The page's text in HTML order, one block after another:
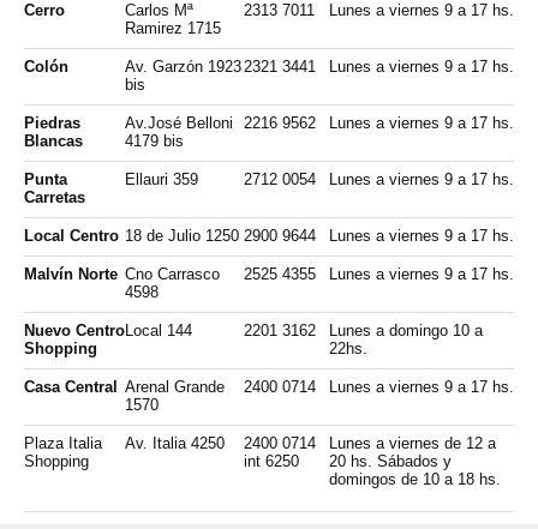
Cerro
Carlos Mª
Ramirez 1715
2313 7011 Lunes a viernes 9 a 17 hs.
Colón
Av. Garzón 1923
bis
2321 3441 Lunes a viernes 9 a 17 hs.
Piedras
Blancas
Av.José Belloni
4179 bis
2216 9562 Lunes a viernes 9 a 17 hs.
Punta
Carretas
Ellauri 359 2712 0054 Lunes a viernes 9 a 17 hs.
Local Centro 18 de Julio 1250 2900 9644 Lunes a viernes 9 a 17 hs.
Malvín Norte Cno Carrasco
4598
2525 4355 Lunes a viernes 9 a 17 hs.
Nuevo Centro
Shopping
Local 144 2201 3162
Lunes a domingo 10 a
22hs.
Casa Central
Arenal Grande
1570
2400 0714 Lunes a viernes 9 a 17 hs.
Plaza Italia
Shopping
Av. Italia 4250
2400 0714
int 6250
Lunes a viernes de 12 a
20 hs. Sábados y
domingos de 10 a 18 hs.